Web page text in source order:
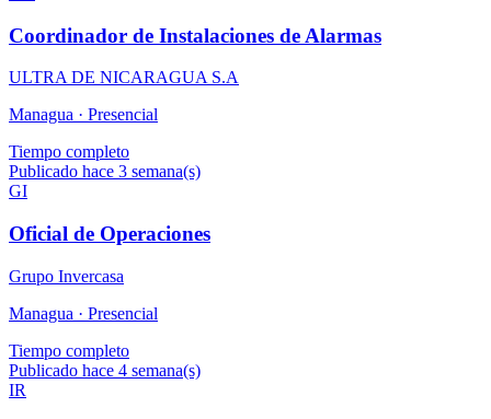
Coordinador de Instalaciones de Alarmas
ULTRA DE NICARAGUA S.A
Managua · Presencial
Tiempo completo
Publicado hace 3 semana(s)
GI
Oficial de Operaciones
Grupo Invercasa
Managua · Presencial
Tiempo completo
Publicado hace 4 semana(s)
IR